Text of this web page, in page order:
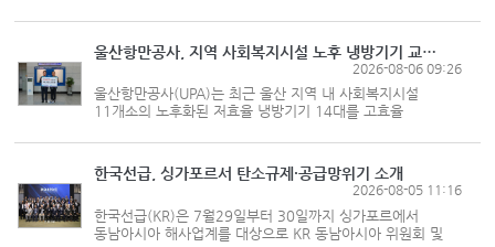
고용지원금 전달식을 개최했다고 밝혔다. 이번 사업은
인천지역 사회연대경제기업의 지...
울산항만공사, 지역 사회복지시설 노후 냉방기기 교체 지원
2026-08-06 09:26
울산항만공사(UPA)는 최근 울산 지역 내 사회복지시설
11개소의 노후화된 저효율 냉방기기 14대를 고효율
4600만원이 투입된 이번 사업은 역대급 폭염 속에서
취약계층이 무더위를 안전하게 이겨낼 수 있도...
한국선급, 싱가포르서 탄소규제·공급망위기 소개
2026-08-05 11:16
한국선급(KR)은 7월29일부터 30일까지 싱가포르에서
동남아시아 해사업계를 대상으로 KR 동남아시아 위원회 및